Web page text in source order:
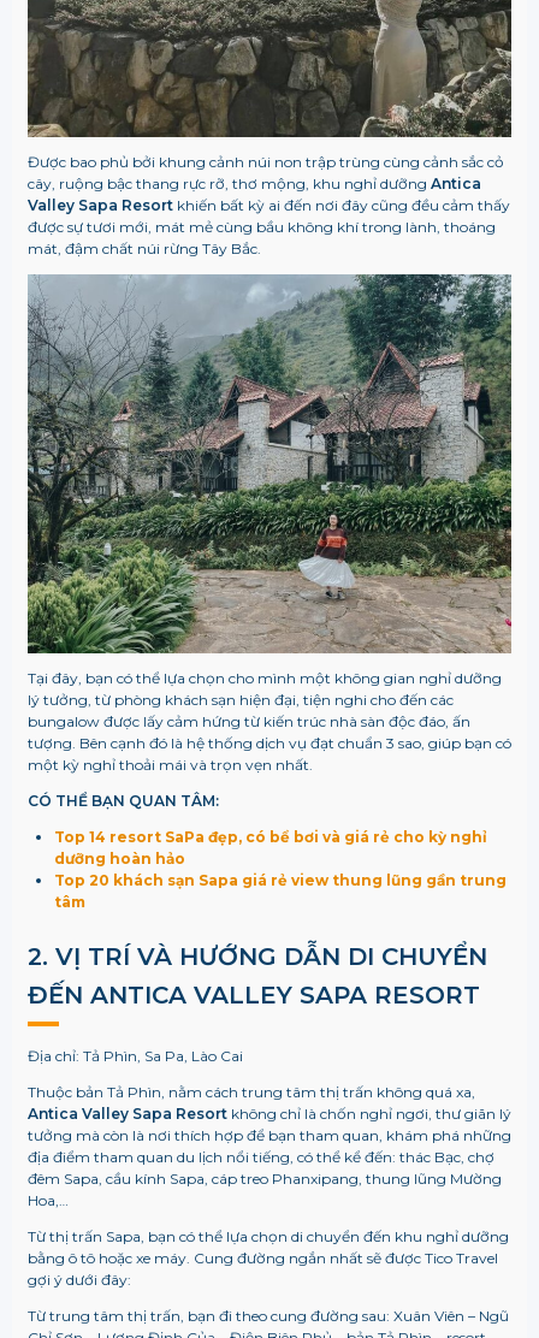
Được bao phủ bởi khung cảnh núi non trập trùng cùng cảnh sắc cỏ
cây, ruộng bậc thang rực rỡ, thơ mộng, khu nghỉ dưỡng Antica
Valley Sapa Resortkhiến bất kỳ ai đến nơi đây cũng đều cảm thấy
được sự tươi mới, mát mẻ cùng bầu không khí trong lành, thoáng
mát, đậm chất núi rừng Tây Bắc.
Tại đây, bạn có thể lựa chọn cho mình một không gian nghỉ dưỡng
lý tưởng, từ phòng khách sạn hiện đại, tiện nghi cho đến các
bungalow được lấy cảm hứng từ kiến trúc nhà sàn độc đáo, ấn
tượng. Bên cạnh đó là hệ thống dịch vụ đạt chuẩn 3 sao, giúp bạn có
một kỳ nghỉ thoải mái và trọn vẹn nhất.
CÓ THỂ BẠN QUAN TÂM:
Top 14 resort SaPa đẹp, có bể bơi và giá rẻ cho kỳ nghỉ
dưỡng hoàn hảo
Top 20 khách sạn Sapa giá rẻ view thung lũng gần trung
tâm
2. VỊ TRÍ VÀ HƯỚNG DẪN DI CHUYỂN
ĐẾN ANTICA VALLEY SAPA RESORT
Địa chỉ: Tả Phìn, Sa Pa, Lào Cai
Thuộc bản Tả Phìn, nằm cách trung tâm thị trấn không quá xa,
Antica Valley Sapa Resort không chỉ là chốn nghỉ ngơi, thư giãn lý
tưởng mà còn là nơi thích hợp để bạn tham quan, khám phá những
địa điểm tham quan du lịch nổi tiếng, có thể kể đến: thác Bạc, chợ
đêm Sapa, cầu kính Sapa, cáp treo Phanxipang, thung lũng Mường
Hoa,…
Từ thị trấn Sapa, bạn có thể lựa chọn di chuyển đến khu nghỉ dưỡng
bằng ô tô hoặc xe máy. Cung đường ngắn nhất sẽ được Tico Travel
gợi ý dưới đây:
Từ trung tâm thị trấn, bạn đi theo cung đường sau: Xuân Viên – Ngũ